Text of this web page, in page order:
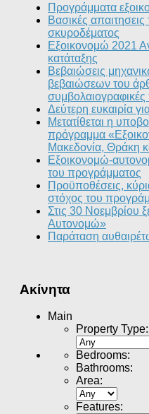
Προγράμματα
Βασικές
σκυροδέματος
Εξοικονομώ 2021
κατάταξης
Βεβαιώσεις
βεβαιώσεων του
συμβολαιογραφικές
Δεύτερη ευκαιρία
Μετατίθεται η
πρόγραμμα
Μακεδονία, Θράκη
Εξοικονομώ-
του προγράμματος
Προϋποθέσεις,
στόχος του
Στις 30 Νοεμβρίου
Αυτονομώ»
Παράταση
Ακίνητα
Main
Property Type:
Bedrooms:
Bathrooms:
Area:
Features: